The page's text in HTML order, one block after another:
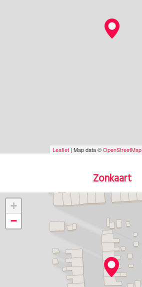
Leaflet | Map data ©OpenStreetMap
Zonkaart
+
−